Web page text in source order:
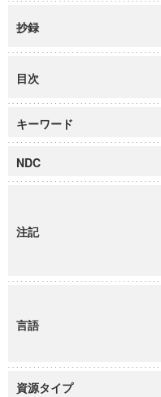
抄録
目次
キーワード
NDC
注記
言語
資源タイプ